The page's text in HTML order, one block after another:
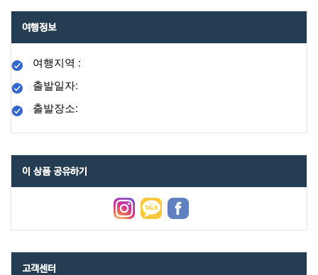
여행정보
여행지역 :
출발일자:
출발장소:
이 상품 공유하기
고객센터